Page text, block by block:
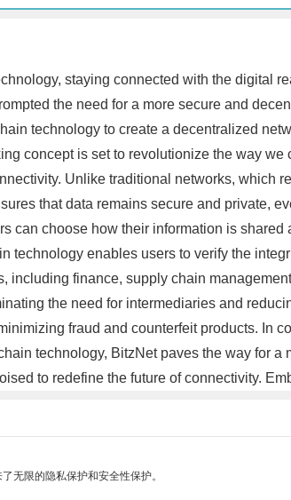
staying connected with the digital
the need for a more secure and
technology to create a decentralized
concept is set to revolutionize the way
Unlike traditional networks, which
that data remains secure and private,
can choose how their information is
technology enables users to verify the
including finance, supply chain
the need for intermediaries and
fraud and counterfeit products. In
technology, BitzNet paves the way for
to redefine the future of connectivity.
无限的隐私保护和安全性保护。